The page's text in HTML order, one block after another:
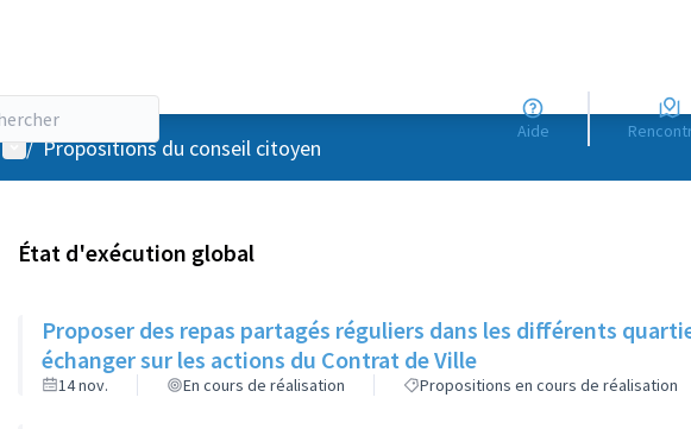
Aide
Menu utilisateur
/ Propositions du conseil citoyen
État d'exécution global
Proposer des repas partagés réguliers dans les différents
échanger sur les actions du Contrat de Ville
14 nov. En cours de réalisation Propositions en cours de réalisation